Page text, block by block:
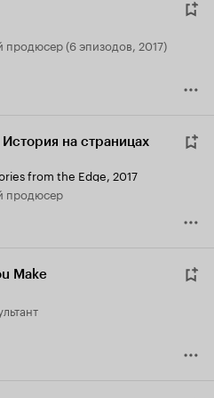
продюсер (6 эпизодов, 2017)
на страницах
from the Edge, 2017
продюсер
Make